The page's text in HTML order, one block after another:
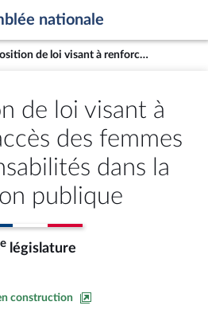
nationale
Proposition de loi visant à renforcer l'accès des femmes aux responsabilités dans la fonction publique
de loi visant à
des femmes
dans la
publique
e législature
construction